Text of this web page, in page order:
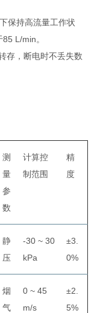
保持高流量工作状
L/min。
存，断电时不丢失数
测
量
参
数
计算控
制范围
精
度
静
压
-30 ~ 30
kPa
±3.
0%
烟
气
0 ~ 45
m/s
±2.
5%